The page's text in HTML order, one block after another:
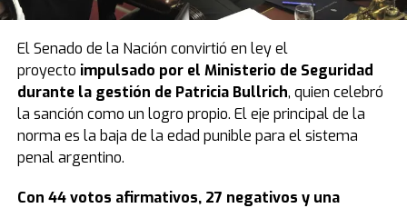
El Senado de la Nación convirtió en ley el
proyecto impulsado por el Ministerio de Seguridad
durante la gestión de Patricia Bullrich, quien celebró
la sanción como un logro propio. El eje principal de la
norma es la baja de la edad punible para el sistema
penal argentino.
Con 44 votos afirmativos, 27 negativos y una